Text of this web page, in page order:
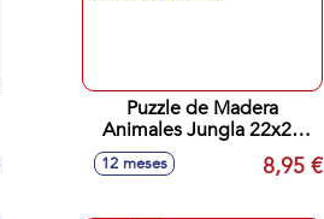
Puzzle de Madera
Animales Jungla 22x20
cm - Modelos surtidos
12 meses 8,95 €